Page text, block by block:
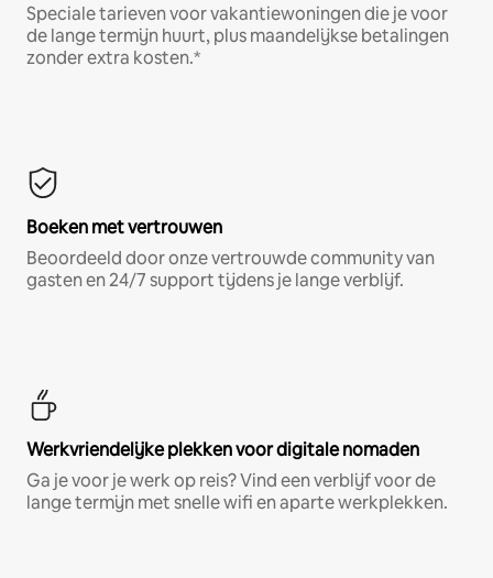
Speciale tarieven voor vakantiewoningen die je voor
de lange termijn huurt, plus maandelijkse betalingen
zonder extra kosten.*
Boeken met vertrouwen
Beoordeeld door onze vertrouwde community van
gasten en 24/7 support tijdens je lange verblijf.
Werkvriendelijke plekken voor digitale nomaden
Ga je voor je werk op reis? Vind een verblijf voor de
lange termijn met snelle wifi en aparte werkplekken.